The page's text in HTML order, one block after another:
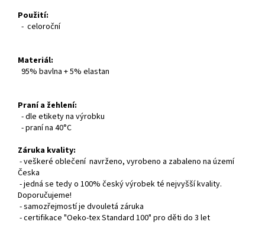
Použití:
- celoroční
Materiál:
95% bavlna + 5% elastan
Praní a žehlení:
- dle etikety na výrobku
- praní na 40°C
Záruka kvality:
- veškeré oblečení navrženo, vyrobeno a zabaleno na území
Česka
- jedná se tedy o 100% český výrobek té nejvyšší kvality.
Doporučujeme!
- samozřejmostí je dvouletá záruka
- certifikace "Oeko-tex Standard 100" pro děti do 3 let